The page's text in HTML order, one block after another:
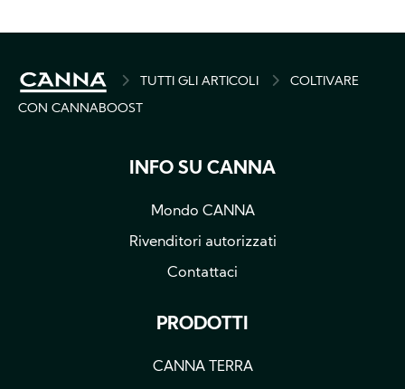
BREADCRUMBTUTTI GLI ARTICOLI
COLTIVARE
CON CANNABOOST
INFO SU CANNA
Mondo CANNA
Rivenditori autorizzati
Contattaci
PRODOTTI
CANNA TERRA